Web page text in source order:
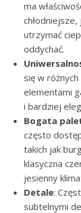
ma
utrzymać
oddychać.
się w
elementami
i bardziej
Bogata
często
takich jak
klasyczna
jesienny
Detale:
subtelnymi